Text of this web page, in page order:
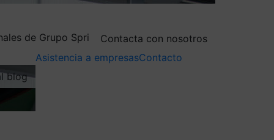
de Grupo Spri
Contacta con nosotros
blog
Asistencia a empresasContacto